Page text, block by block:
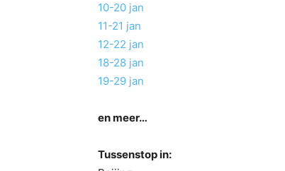
10-20 jan
11-21 jan
12-22 jan
18-28 jan
19-29 jan
en meer…
Tussenstop in: